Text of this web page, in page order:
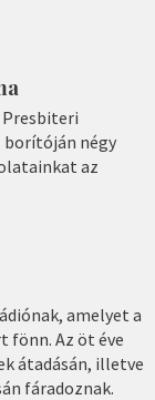
Presbiteri
borítóján négy
az
amelyet a
fönn. Az öt éve
átadásán, illetve
fáradoznak.